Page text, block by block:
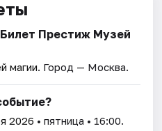
Престиж Музей
магии. Город — Москва.
2026 • пятница • 16:00.